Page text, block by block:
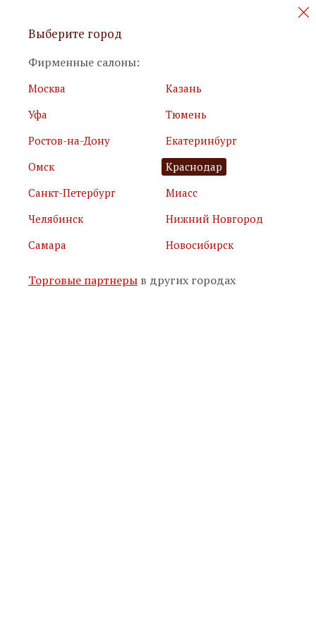
Персональные акции и новинки
Я принимаю
условия использования сайта
Я соглашаюсь сполитикой обработки персональных
Подписаться
Выберите город
Фирменные салоны:
Москва
Казань
Уфа
Тюмень
Ростов-на-Дону
Екатеринбург
Омск
Краснодар
Санкт-Петербург
Миасс
Челябинск
Нижний Новгород
Самара
Новосибирск
Торговые партнеры в других городах